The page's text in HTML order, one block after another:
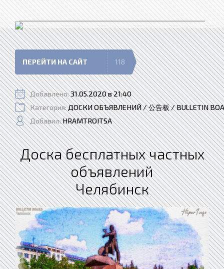
ПЕРЕЙТИ НА САЙТ 118
Добавлено:31.05.2020 в 21:40
Категория:ДОСКИ ОБЪЯВЛЕНИЙ / 公告板 / BULLETIN
Добавил:HRAMTROITSA
Доска бесплатных частных
объявлений
Челябинск